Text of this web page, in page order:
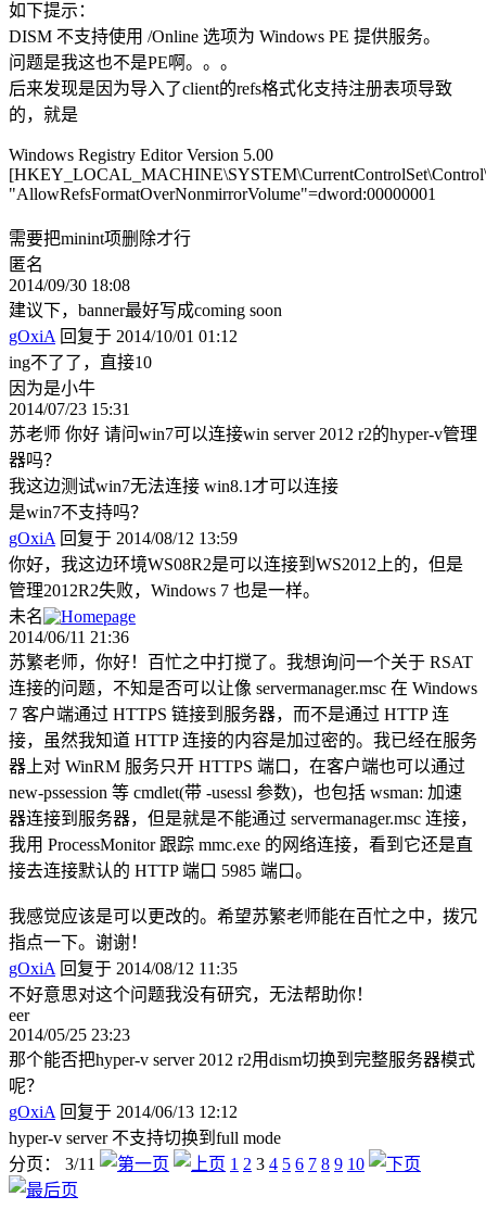
如下提示：
DISM 不支持使用 /Online 选项为 Windows PE 提供服务。
问题是我这也不是PE啊。。。
后来发现是因为导入了client的refs格式化支持注册表项导致
的，就是
Windows Registry Editor Version 5.00
"AllowRefsFormatOverNonmirrorVolume"=dword:00000001
需要把minint项删除才行
匿名
2014/09/30 18:08
建议下，banner最好写成coming soon
gOxiA 回复于 2014/10/01 01:12
ing不了了，直接10
因为是小牛
2014/07/23 15:31
苏老师 你好 请问win7可以连接win server 2012 r2的hyper-v管理
器吗？
我这边测试win7无法连接 win8.1才可以连接
是win7不支持吗？
gOxiA 回复于 2014/08/12 13:59
你好，我这边环境WS08R2是可以连接到WS2012上的，但是
管理2012R2失败，Windows 7 也是一样。
未名
2014/06/11 21:36
苏繁老师，你好！百忙之中打搅了。我想询问一个关于 RSAT
连接的问题，不知是否可以让像 servermanager.msc 在 Windows
7 客户端通过 HTTPS 链接到服务器，而不是通过 HTTP 连
接，虽然我知道 HTTP 连接的内容是加过密的。我已经在服务
器上对 WinRM 服务只开 HTTPS 端口，在客户端也可以通过
new-pssession 等 cmdlet(带 -usessl 参数)，也包括 wsman: 加速
器连接到服务器，但是就是不能通过 servermanager.msc 连接，
我用 ProcessMonitor 跟踪 mmc.exe 的网络连接，看到它还是直
接去连接默认的 HTTP 端口 5985 端口。
我感觉应该是可以更改的。希望苏繁老师能在百忙之中，拨冗
指点一下。谢谢！
gOxiA 回复于 2014/08/12 11:35
不好意思对这个问题我没有研究，无法帮助你！
eer
2014/05/25 23:23
那个能否把hyper-v server 2012 r2用dism切换到完整服务器模式
呢？
gOxiA 回复于 2014/06/13 12:12
hyper-v server 不支持切换到full mode
分页： 3/11
1 2 3 4 5 6 7 8 9 10